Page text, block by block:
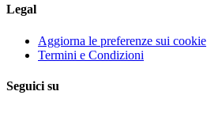
Legal
Aggiorna le preferenze sui cookie
Termini e Condizioni
Seguici su